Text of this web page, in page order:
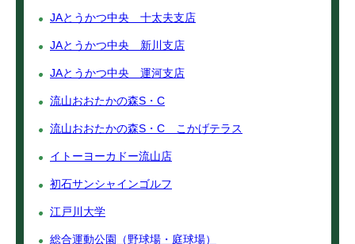
JAとうかつ中央 十太夫支店
JAとうかつ中央 新川支店
JAとうかつ中央 運河支店
流山おおたかの森S・C
流山おおたかの森S・C こかげテラス
イトーヨーカドー流山店
初石サンシャインゴルフ
江戸川大学
総合運動公園（野球場・庭球場）